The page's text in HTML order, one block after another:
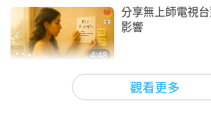
我很高興我的努力能為你和／或其
樂，提醒他們家庭對於個人和世界和
應該盡可能多地一起用餐，感受幸福
團聚，透過各種美好的方式，例如
點、烹飪家庭菜餚等等。這確實有
觀看更多
4:48
分享無上師電視
影響